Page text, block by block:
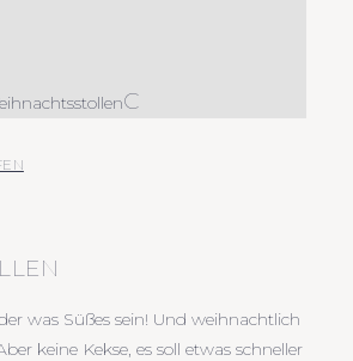
C
was Süßes sein! Und weihnachtlich
keine Kekse, es soll etwas schneller